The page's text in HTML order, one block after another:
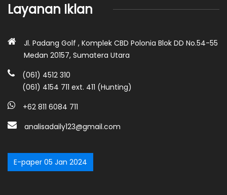
Layanan Iklan
Jl. Padang Golf , Komplek CBD Polonia Blok DD No.54-55
Medan 20157, Sumatera Utara
(061) 4512 310
(061) 4154 711 ext. 411 (Hunting)
+62 811 6084 711
analisadaily123@gmail.com
E-paper 05 Jan 2024